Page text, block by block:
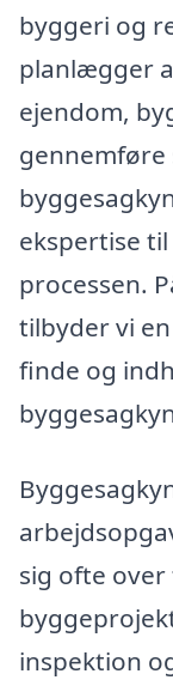
byggeri og
planlægger
ejendom,
ekspertise
processen.
tilbyder vi
finde og
sig ofte
inspektion